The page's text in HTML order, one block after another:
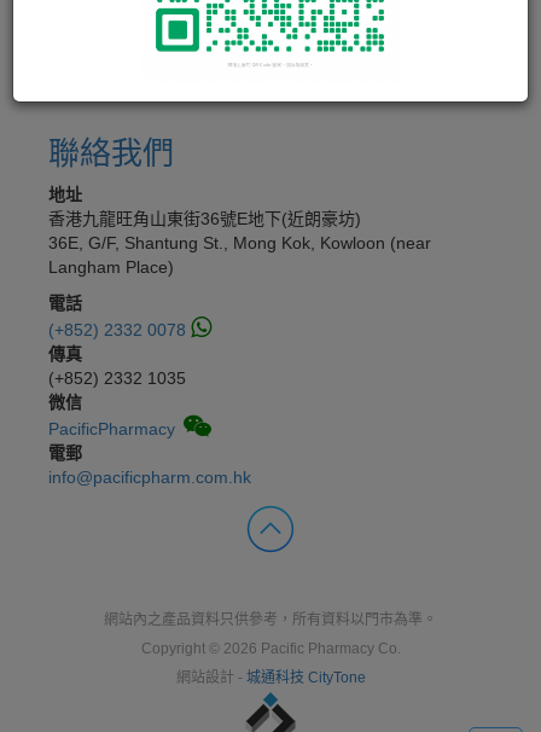
聯絡我們
地址
香港九龍旺角山東街36號E地下(近朗豪坊)
36E, G/F, Shantung St., Mong Kok, Kowloon (near
Langham Place)
電話
(+852) 2332 0078
傳真
(+852) 2332 1035
微信
PacificPharmacy
電郵
info@pacificpharm.com.hk
網站內之產品資料只供參考，所有資料以門市為準。
Copyright © 2026 Pacific Pharmacy Co.
網站設計 - 城通科技 CityTone